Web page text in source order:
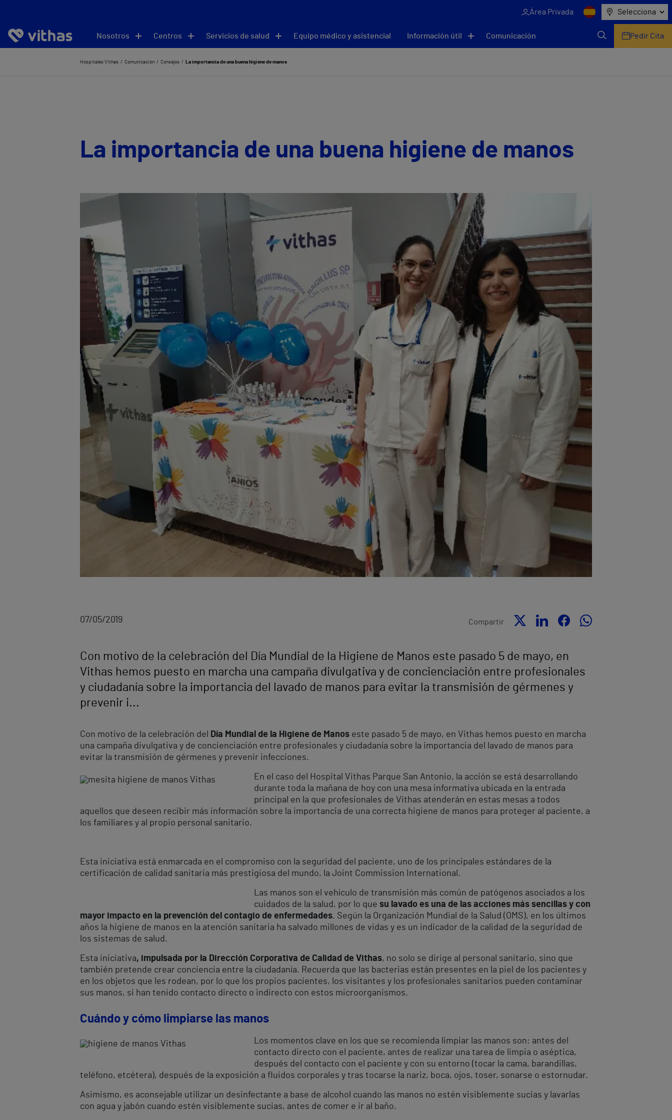
Área Privada Selecciona
Nosotros Centros Servicios de salud Equipo médico y asistencial Información útil Comunicación Pedir Cita
Hospitales Vithas Comunicación Consejos La importancia de una buena higiene de manos
La importancia de una buena higiene de manos
07/05/2019 Compartir
Con motivo de la celebración del Día Mundial de la Higiene de Manos este pasado 5 de mayo, en
Vithas hemos puesto en marcha una campaña divulgativa y de concienciación entre profesionales
y ciudadanía sobre la importancia del lavado de manos para evitar la transmisión de gérmenes y
prevenir i...
Con motivo de la celebración del Día Mundial de la Higiene de Manos este pasado 5 de mayo, en Vithas hemos puesto en marcha
una campaña divulgativa y de concienciación entre profesionales y ciudadanía sobre la importancia del lavado de manos para
evitar la transmisión de gérmenes y prevenir infecciones.
En el caso del Hospital Vithas Parque San Antonio, la acción se está desarrollando
durante toda la mañana de hoy con una mesa informativa ubicada en la entrada
principal en la que profesionales de Vithas atenderán en estas mesas a todos
aquellos que deseen recibir más información sobre la importancia de una correcta higiene de manos para proteger al paciente, a
los familiares y al propio personal sanitario.
Esta iniciativa está enmarcada en el compromiso con la seguridad del paciente, uno de los principales estándares de la
certificación de calidad sanitaria más prestigiosa del mundo, la Joint Commission International.
Las manos son el vehículo de transmisión más común de patógenos asociados a los
cuidados de la salud, por lo que su lavado es una de las acciones más sencillas y con
mayor impacto en la prevención del contagio de enfermedades. Según la Organización Mundial de la Salud (OMS), en los últimos
años la higiene de manos en la atención sanitaria ha salvado millones de vidas y es un indicador de la calidad de la seguridad de
los sistemas de salud.
Esta iniciativa, impulsada por la Dirección Corporativa de Calidad de Vithas, no solo se dirige al personal sanitario, sino que
también pretende crear conciencia entre la ciudadanía. Recuerda que las bacterias están presentes en la piel de los pacientes y
en los objetos que les rodean, por lo que los propios pacientes, los visitantes y los profesionales sanitarios pueden contaminar
sus manos, si han tenido contacto directo o indirecto con estos microorganismos.
Cuándo y cómo limpiarse las manos
Los momentos clave en los que se recomienda limpiar las manos son: antes del
contacto directo con el paciente, antes de realizar una tarea de limpia o aséptica,
después del contacto con el paciente y con su entorno (tocar la cama, barandillas,
teléfono, etcétera), después de la exposición a fluidos corporales y tras tocarse la nariz, boca, ojos, toser, sonarse o estornudar.
Asimismo, es aconsejable utilizar un desinfectante a base de alcohol cuando las manos no estén visiblemente sucias y lavarlas
con agua y jabón cuando estén visiblemente sucias, antes de comer e ir al baño.